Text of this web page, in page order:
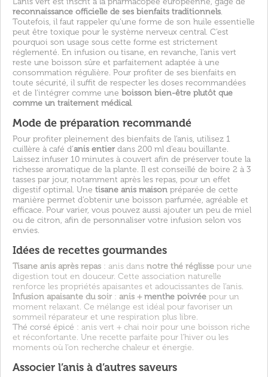
reconnaissance officielle de ses bienfaits traditionnels.
Toutefois, il faut rappeler qu’une forme de son huile essentielle
peut être toxique pour le système nerveux central. C’est
pourquoi son usage sous cette forme est strictement
réglementé. En infusion ou tisane, en revanche, l’anis vert
reste une boisson sûre et parfaitement adaptée à une
consommation régulière. Pour profiter de ses bienfaits en
toute sécurité, il suffit de respecter les doses recommandées
et de l’intégrer comme une boisson bien-être plutôt que
comme un traitement médical.
Mode de préparation recommandé
Pour profiter pleinement des bienfaits de l’anis, utilisez 1
cuillère à café d’anis entier dans 200 ml d’eau bouillante.
Laissez infuser 10 minutes à couvert afin de préserver toute la
richesse aromatique de la plante. Il est conseillé de boire 2 à 3
tasses par jour, notamment après les repas, pour un effet
digestif optimal. Une tisane anis maison préparée de cette
manière permet d’obtenir une boisson parfumée, agréable et
efficace. Pour varier, vous pouvez aussi ajouter un peu de miel
ou de citron, afin de personnaliser votre infusion selon vos
envies.
Idées de recettes gourmandes
Tisane anis après repas : anis dans notre thé réglisse pour une
digestion tout en douceur. Cette association naturelle
renforce les propriétés apaisantes et adoucissantes de l’anis.
Infusion apaisante du soir : anis +menthe poivrée pour un
moment relaxant. Ce mélange est idéal pour favoriser un
sommeil réparateur et une respiration plus libre.
Thé corsé épicé : anis vert + chai noir pour une boisson riche
et réconfortante. Une recette parfaite pour l’hiver ou les
moments où l’on recherche chaleur et énergie.
Associer l’anis à d’autres saveurs